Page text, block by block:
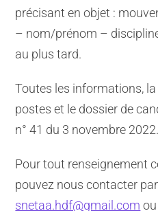
précisant en objet :
– nom/prénom –
au plus tard.
Toutes les informations,
postes et le dossier de
n° 41 du 3 novembre 2022.
Pour tout renseignement
pouvez nous contacter
snetaa.hdf@gmail.com